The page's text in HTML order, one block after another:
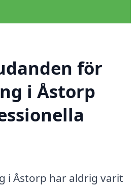
för
i Åstorp
i Åstorp har aldrig varit